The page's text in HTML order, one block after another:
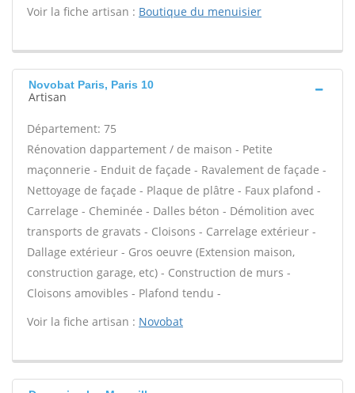
Voir la fiche artisan : Boutique du menuisier
Novobat Paris, Paris 10
Artisan
Département: 75
Rénovation dappartement / de maison - Petite
maçonnerie - Enduit de façade - Ravalement de façade -
Nettoyage de façade - Plaque de plâtre - Faux plafond -
Carrelage - Cheminée - Dalles béton - Démolition avec
transports de gravats - Cloisons - Carrelage extérieur -
Dallage extérieur - Gros oeuvre (Extension maison,
construction garage, etc) - Construction de murs -
Cloisons amovibles - Plafond tendu -
Voir la fiche artisan : Novobat